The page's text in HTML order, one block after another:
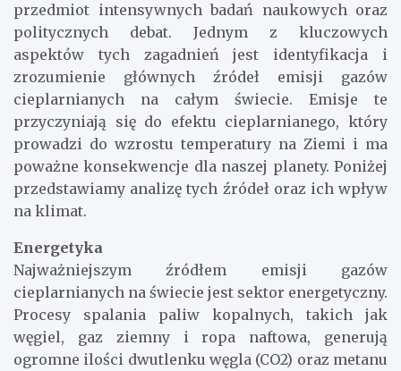
przedmiot intensywnych badań naukowych oraz
politycznych debat. Jednym z kluczowych
aspektów tych zagadnień jest identyfikacja i
zrozumienie głównych źródeł emisji gazów
cieplarnianych na całym świecie. Emisje te
przyczyniają się do efektu cieplarnianego, który
prowadzi do wzrostu temperatury na Ziemi i ma
poważne konsekwencje dla naszej planety. Poniżej
przedstawiamy analizę tych źródeł oraz ich wpływ
na klimat.
Energetyka
Najważniejszym źródłem emisji gazów
cieplarnianych na świecie jest sektor energetyczny.
Procesy spalania paliw kopalnych, takich jak
węgiel, gaz ziemny i ropa naftowa, generują
ogromne ilości dwutlenku węgla (CO2) oraz metanu